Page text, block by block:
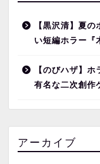
【黒沢清】夏
い短編ホラー『
【のびハザ】
有名な二次創作
アーカイブ